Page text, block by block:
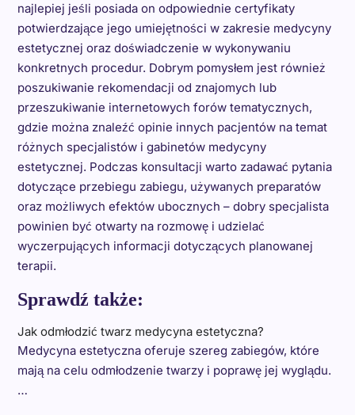
najlepiej jeśli posiada on odpowiednie certyfikaty
potwierdzające jego umiejętności w zakresie medycyny
estetycznej oraz doświadczenie w wykonywaniu
konkretnych procedur. Dobrym pomysłem jest również
poszukiwanie rekomendacji od znajomych lub
przeszukiwanie internetowych forów tematycznych,
gdzie można znaleźć opinie innych pacjentów na temat
różnych specjalistów i gabinetów medycyny
estetycznej. Podczas konsultacji warto zadawać pytania
dotyczące przebiegu zabiegu, używanych preparatów
oraz możliwych efektów ubocznych – dobry specjalista
powinien być otwarty na rozmowę i udzielać
wyczerpujących informacji dotyczących planowanej
terapii.
Sprawdź także:
Jak odmłodzić twarz medycyna estetyczna?
Medycyna estetyczna oferuje szereg zabiegów, które
mają na celu odmłodzenie twarzy i poprawę jej wyglądu.
…